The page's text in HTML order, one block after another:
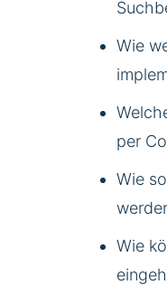
Wie
per
Wie
Wie